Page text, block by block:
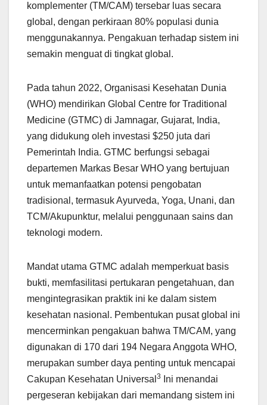
komplementer (TM/CAM) tersebar luas secara
global, dengan perkiraan 80% populasi dunia
menggunakannya. Pengakuan terhadap sistem ini
semakin menguat di tingkat global.
Pada tahun 2022, Organisasi Kesehatan Dunia
(WHO) mendirikan Global Centre for Traditional
Medicine (GTMC) di Jamnagar, Gujarat, India,
yang didukung oleh investasi $250 juta dari
Pemerintah India. GTMC berfungsi sebagai
departemen Markas Besar WHO yang bertujuan
untuk memanfaatkan potensi pengobatan
tradisional, termasuk Ayurveda, Yoga, Unani, dan
TCM/Akupunktur, melalui penggunaan sains dan
teknologi modern.
Mandat utama GTMC adalah memperkuat basis
bukti, memfasilitasi pertukaran pengetahuan, dan
mengintegrasikan praktik ini ke dalam sistem
kesehatan nasional. Pembentukan pusat global ini
mencerminkan pengakuan bahwa TM/CAM, yang
digunakan di 170 dari 194 Negara Anggota WHO,
merupakan sumber daya penting untuk mencapai
Cakupan Kesehatan Universal 3
Ini menandai
pergeseran kebijakan dari memandang sistem ini